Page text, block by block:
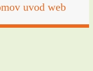
uvod web